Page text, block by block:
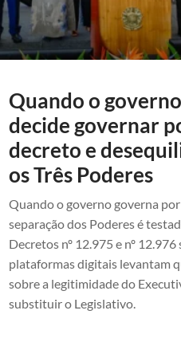
Quando o governo
decide governar
decreto e
os Três Poderes
Quando o governo governa
separação dos Poderes é
Decretos nº 12.975 e nº 12.976
plataformas digitais levantam
sobre a legitimidade do
substituir o Legislativo.